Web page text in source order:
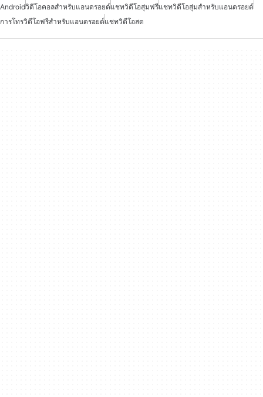
Androidวิดีโอคอลสำหรับแอนดรอยด์แชทวิดีโอสุ่มฟรีแชทวิดีโอสุ่มสำหรับแอนดรอยด์
การโทรวิดีโอฟรีสำหรับแอนดรอยด์แชทวิดีโอสด